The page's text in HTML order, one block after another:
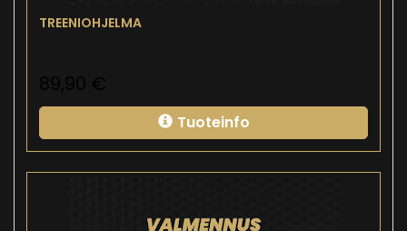
TREENIOHJELMA
Tuoteinfo